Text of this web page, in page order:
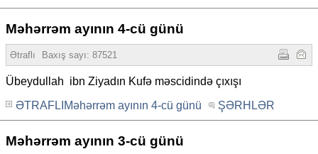
Məhərrəm ayının 4-cü günü
Ətraflı Baxış sayı: 87521
Übeydullah ibn Ziyadın Kufə məscidində çıxışı
ƏTRAFLIMəhərrəm ayının 4-cü günü
ŞƏRHLƏR
Məhərrəm ayının 3-cü günü